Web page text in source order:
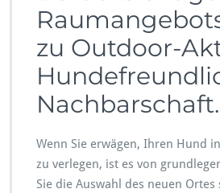
zu Outdoor-
Nachbarschaft.
Wenn Sie erwägen, Ihren Hund
zu verlegen, ist es von
Sie die Auswahl des neuen